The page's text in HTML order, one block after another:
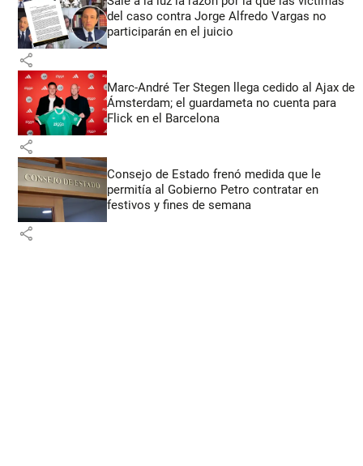
del caso contra Jorge Alfredo Vargas no
participarán en el juicio
share
Marc-André Ter Stegen llega cedido al Ajax de
Ámsterdam; el guardameta no cuenta para
Flick en el Barcelona
share
Consejo de Estado frenó medida que le
permitía al Gobierno Petro contratar en
festivos y fines de semana
share